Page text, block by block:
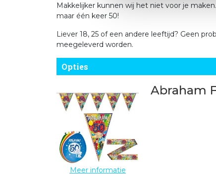
Makkelijker kunnen wij het niet voor je
maar één keer 50!
Liever 18, 25 of een andere leeftijd? Geen
meegeleverd worden.
Opties
Meer informatie
Abraham